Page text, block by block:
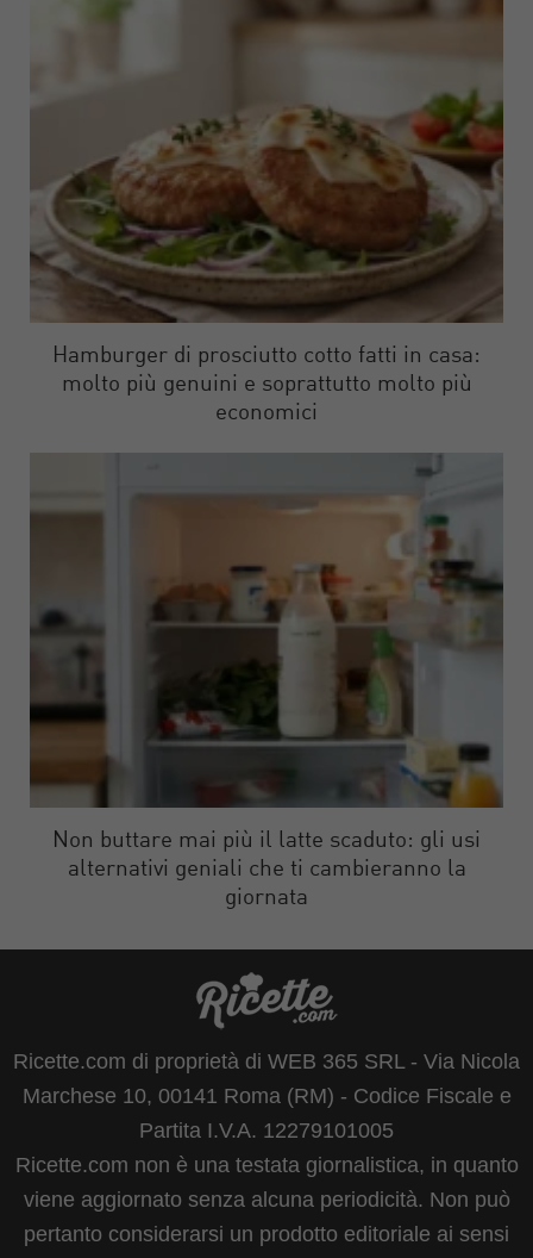
Hamburger di prosciutto cotto fatti in casa:
molto più genuini e soprattutto molto più
economici
Non buttare mai più il latte scaduto: gli usi
alternativi geniali che ti cambieranno la
giornata
Ricette.com di proprietà di WEB 365 SRL - Via Nicola
Marchese 10, 00141 Roma (RM) - Codice Fiscale e
Partita I.V.A. 12279101005
Ricette.com non è una testata giornalistica, in quanto
viene aggiornato senza alcuna periodicità. Non può
pertanto considerarsi un prodotto editoriale ai sensi